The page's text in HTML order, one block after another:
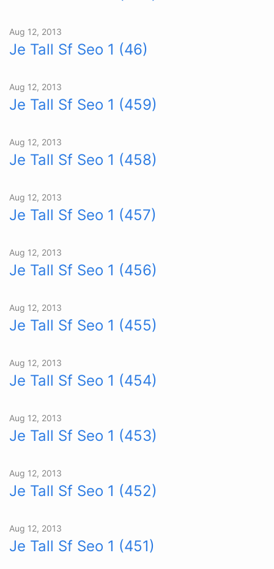
Aug 12, 2013
Je Tall Sf Seo 1 (46)
Aug 12, 2013
Je Tall Sf Seo 1 (459)
Aug 12, 2013
Je Tall Sf Seo 1 (458)
Aug 12, 2013
Je Tall Sf Seo 1 (457)
Aug 12, 2013
Je Tall Sf Seo 1 (456)
Aug 12, 2013
Je Tall Sf Seo 1 (455)
Aug 12, 2013
Je Tall Sf Seo 1 (454)
Aug 12, 2013
Je Tall Sf Seo 1 (453)
Aug 12, 2013
Je Tall Sf Seo 1 (452)
Aug 12, 2013
Je Tall Sf Seo 1 (451)